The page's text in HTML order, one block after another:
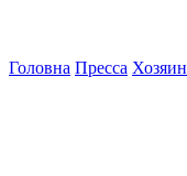
Головна Пресса Хозяин